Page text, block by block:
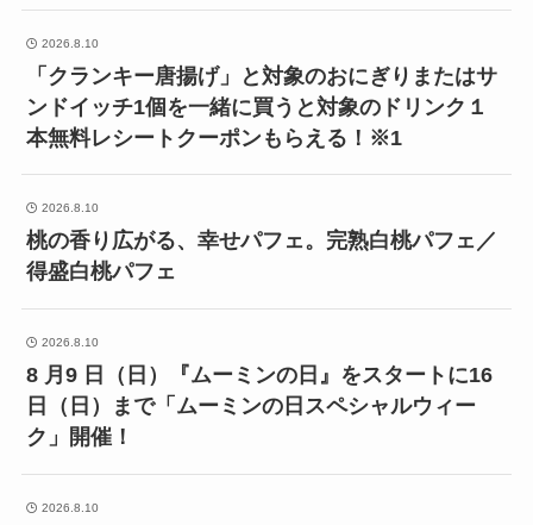
2026.8.10
「クランキー唐揚げ」と対象のおにぎりまたはサ
ンドイッチ1個を一緒に買うと対象のドリンク１
本無料レシートクーポンもらえる！※1
2026.8.10
桃の香り広がる、幸せパフェ。完熟白桃パフェ／
得盛白桃パフェ
2026.8.10
8 月9 日（日）『ムーミンの日』をスタートに16
日（日）まで「ムーミンの日スペシャルウィー
ク」開催！
2026.8.10